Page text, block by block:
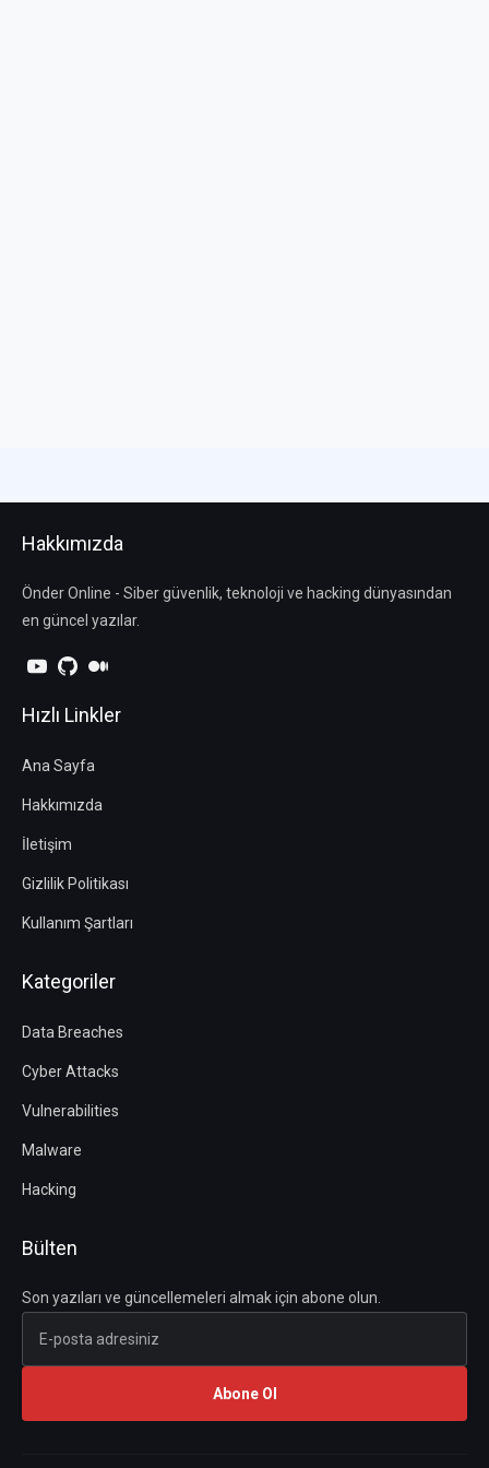
Hakkımızda
Önder Online - Siber güvenlik, teknoloji ve hacking dünyasından
en güncel yazılar.
Hızlı Linkler
Ana Sayfa
Hakkımızda
İletişim
Gizlilik Politikası
Kullanım Şartları
Kategoriler
Data Breaches
Cyber Attacks
Vulnerabilities
Malware
Hacking
Bülten
Son yazıları ve güncellemeleri almak için abone olun.
Abone Ol